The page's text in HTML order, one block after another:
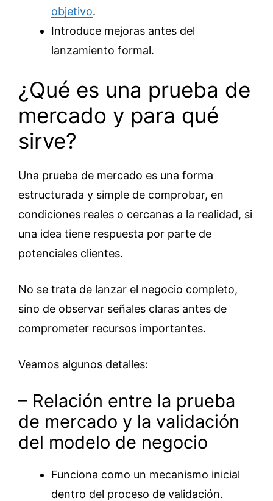
objetivo.
Introduce mejoras antes del
lanzamiento formal.
¿Qué es una prueba de
mercado y para qué
sirve?
Una prueba de mercado es una forma
estructurada y simple de comprobar, en
condiciones reales o cercanas a la realidad, si
una idea tiene respuesta por parte de
potenciales clientes.
No se trata de lanzar el negocio completo,
sino de observar señales claras antes de
comprometer recursos importantes.
Veamos algunos detalles:
– Relación entre la prueba
de mercado y la validación
del modelo de negocio
Funciona como un mecanismo inicial
dentro del proceso de validación.